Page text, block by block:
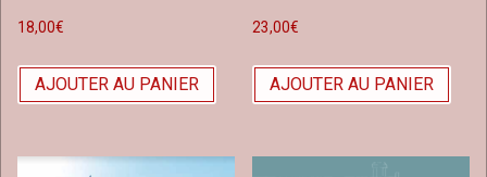
18,00€
AJOUTER AU PANIER
23,00€
AJOUTER AU PANIER